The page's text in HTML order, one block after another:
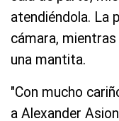
atendiéndola. La
cámara,
una mantita.
"Con mucho
a Alexander